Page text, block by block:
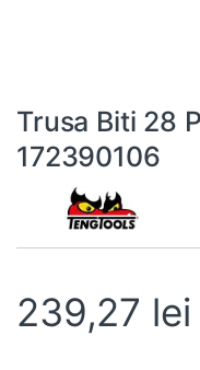
Trusa Biti 28
172390106
239,27 lei